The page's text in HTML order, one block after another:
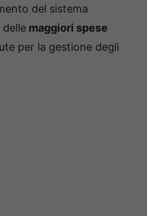
del sistema
delle maggiori spese
per la gestione degli